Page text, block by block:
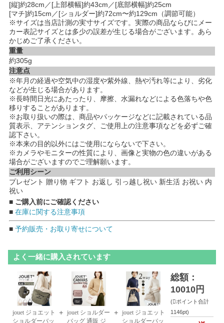
[縦]約28cm／[上部横幅]約43cm／[底部横幅]約25cm
[マチ]約15cm／[ショルダー]約72cm〜約129cm（調節可能）
※サイズは当店計測の実寸サイズです。実際の商品ならびにメー
カー表記サイズとは多少の誤差が生じる場合がございます。あら
かじめご了承ください。
重量
約305g
注意点
※年月の経過や空気中の湿度や紫外線、熱や汚れ等により、劣化
などが生じる場合があります。
※長時間日光にあたったり、摩擦、水漏れなどによる色落ちや色
移りすることがあります。
※お取り扱いの際は、商品やパッケージなどに記載されている品
質表示、アテンションタグ、ご使用上の注意事項などを必ずご確
認下さい。
※本来の目的以外にはご使用にならないで下さい。
※カメラやモニターの性質により、画像と実物の色の違いがある
場合がございますのでご理解願います。
ご利用シーン
プレゼント 贈り物 ギフト お返し 引っ越し祝い 新生活 お祝い 内
祝い
■ ご購入前にご確認ください
■ 在庫に関する注意事項
■ 予約販売・お取り寄せについて